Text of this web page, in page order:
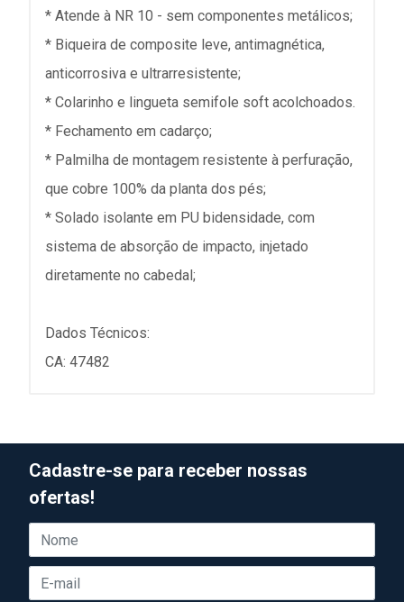
* Atende à NR 10 - sem componentes metálicos;
* Biqueira de composite leve, antimagnética,
anticorrosiva e ultrarresistente;
* Colarinho e lingueta semifole soft acolchoados.
* Fechamento em cadarço;
* Palmilha de montagem resistente à perfuração,
que cobre 100% da planta dos pés;
* Solado isolante em PU bidensidade, com
sistema de absorção de impacto, injetado
diretamente no cabedal;
Dados Técnicos:
CA: 47482
Cadastre-se para receber nossas
ofertas!